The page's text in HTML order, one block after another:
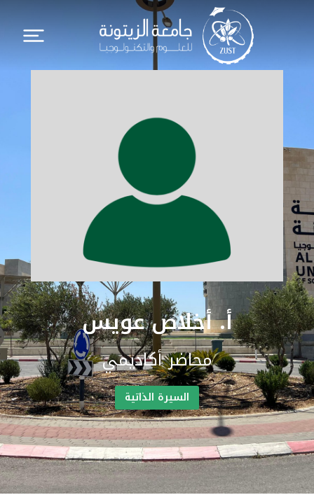
أ. أخلاص عويس
محاضر أكاديمي
السيرة الذاتية